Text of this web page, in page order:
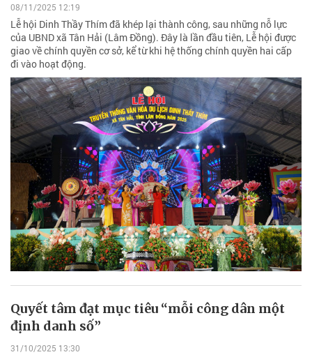
08/11/2025 12:19
Lễ hội Dinh Thầy Thím đã khép lại thành công, sau những nỗ lực
của UBND xã Tân Hải (Lâm Đồng). Đây là lần đầu tiên, Lễ hội được
giao về chính quyền cơ sở, kể từ khi hệ thống chính quyền hai cấp
đi vào hoạt động.
Quyết tâm đạt mục tiêu “mỗi công dân một
định danh số”
31/10/2025 13:30